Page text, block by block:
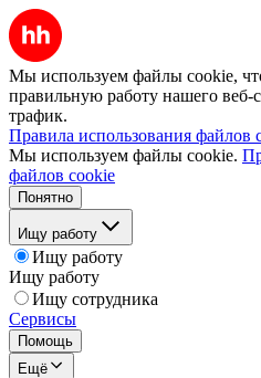
Мы используем файлы cookie,
правильную работу нашего веб-
трафик.
Правила использования файлов
Мы используем файлы cookie.
файлов cookie
Понятно
Ищу работу
Ищу работу
Ищу работу
Ищу сотрудника
Сервисы
Помощь
Ещё